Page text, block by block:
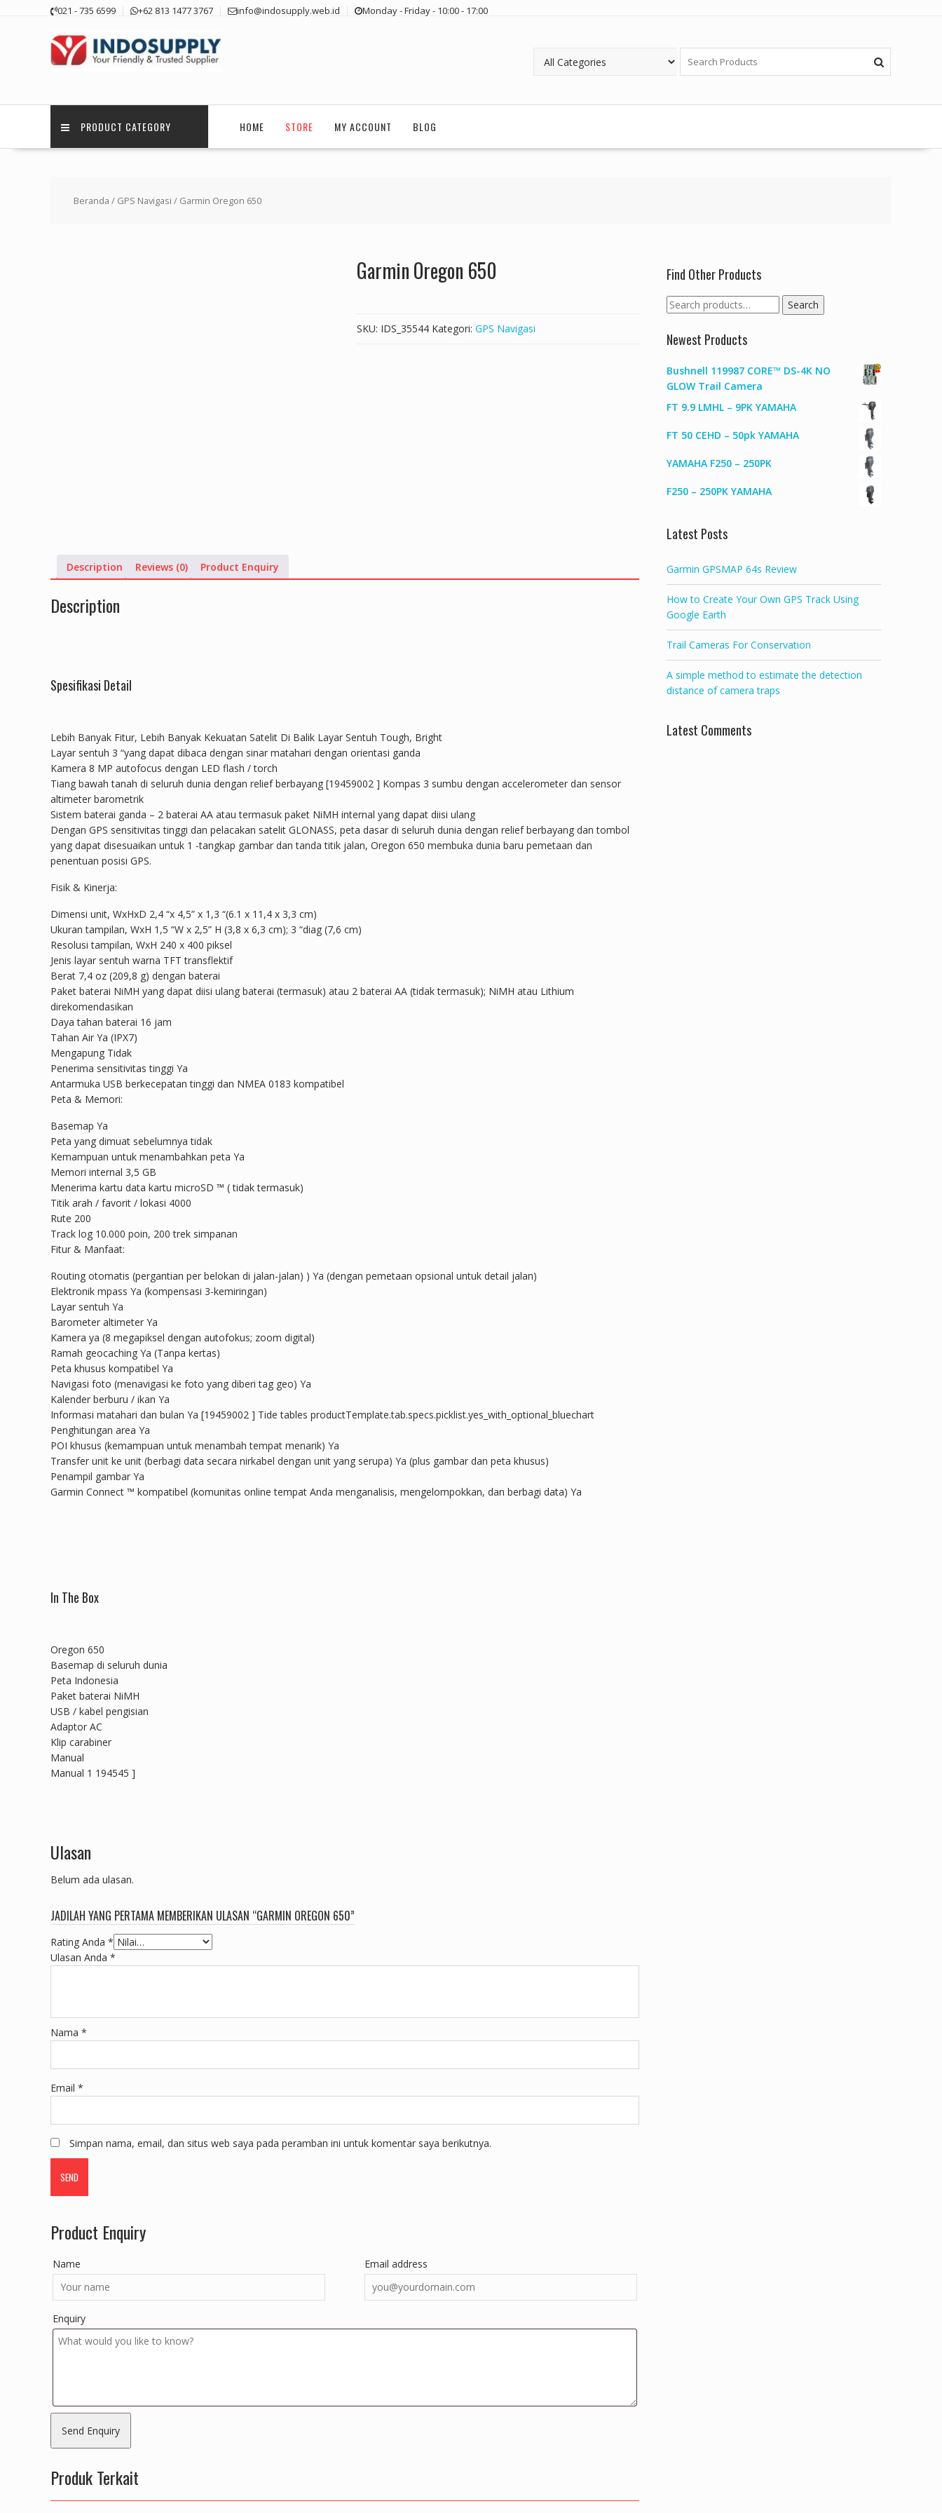
021 - 735 6599 +62 813 1477 3767 info@indosupply.web.id Monday - Friday - 10:00 - 17:00
PRODUCT CATEGORY HOME STORE MY ACCOUNT BLOG
Beranda / GPS Navigasi / Garmin Oregon 650
Garmin Oregon 650
SKU: IDS_35544 Kategori: GPS Navigasi
Description Reviews (0) Product Enquiry
Description
Spesifikasi Detail
Lebih Banyak Fitur, Lebih Banyak Kekuatan Satelit Di Balik Layar Sentuh Tough, Bright
Layar sentuh 3 “yang dapat dibaca dengan sinar matahari dengan orientasi ganda
Kamera 8 MP autofocus dengan LED flash / torch
Tiang bawah tanah di seluruh dunia dengan relief berbayang [19459002 ] Kompas 3 sumbu dengan accelerometer dan sensor
altimeter barometrik
Sistem baterai ganda – 2 baterai AA atau termasuk paket NiMH internal yang dapat diisi ulang
Dengan GPS sensitivitas tinggi dan pelacakan satelit GLONASS, peta dasar di seluruh dunia dengan relief berbayang dan tombol
yang dapat disesuaikan untuk 1 -tangkap gambar dan tanda titik jalan, Oregon 650 membuka dunia baru pemetaan dan
penentuan posisi GPS.
Fisik & Kinerja:
Dimensi unit, WxHxD 2,4 “x 4,5” x 1,3 “(6.1 x 11,4 x 3,3 cm)
Ukuran tampilan, WxH 1,5 “W x 2,5” H (3,8 x 6,3 cm); 3 “diag (7,6 cm)
Resolusi tampilan, WxH 240 x 400 piksel
Jenis layar sentuh warna TFT transflektif
Berat 7,4 oz (209,8 g) dengan baterai
Paket baterai NiMH yang dapat diisi ulang baterai (termasuk) atau 2 baterai AA (tidak termasuk); NiMH atau Lithium
direkomendasikan
Daya tahan baterai 16 jam
Tahan Air Ya (IPX7)
Mengapung Tidak
Penerima sensitivitas tinggi Ya
Antarmuka USB berkecepatan tinggi dan NMEA 0183 kompatibel
Peta & Memori:
Basemap Ya
Peta yang dimuat sebelumnya tidak
Kemampuan untuk menambahkan peta Ya
Memori internal 3,5 GB
Menerima kartu data kartu microSD ™ ( tidak termasuk)
Titik arah / favorit / lokasi 4000
Rute 200
Track log 10.000 poin, 200 trek simpanan
Fitur & Manfaat:
Routing otomatis (pergantian per belokan di jalan-jalan) ) Ya (dengan pemetaan opsional untuk detail jalan)
Elektronik mpass Ya (kompensasi 3-kemiringan)
Layar sentuh Ya
Barometer altimeter Ya
Kamera ya (8 megapiksel dengan autofokus; zoom digital)
Ramah geocaching Ya (Tanpa kertas)
Peta khusus kompatibel Ya
Navigasi foto (menavigasi ke foto yang diberi tag geo) Ya
Kalender berburu / ikan Ya
Informasi matahari dan bulan Ya [19459002 ] Tide tables productTemplate.tab.specs.picklist.yes_with_optional_bluechart
Penghitungan area Ya
POI khusus (kemampuan untuk menambah tempat menarik) Ya
Transfer unit ke unit (berbagi data secara nirkabel dengan unit yang serupa) Ya (plus gambar dan peta khusus)
Penampil gambar Ya
Garmin Connect ™ kompatibel (komunitas online tempat Anda menganalisis, mengelompokkan, dan berbagi data) Ya
In The Box
Oregon 650
Basemap di seluruh dunia
Peta Indonesia
Paket baterai NiMH
USB / kabel pengisian
Adaptor AC
Klip carabiner
Manual
Manual 1 194545 ]
Ulasan
Belum ada ulasan.
JADILAH YANG PERTAMA MEMBERIKAN ULASAN “GARMIN OREGON 650”
Rating Anda *
Ulasan Anda *
Nama *
Email *
Simpan nama, email, dan situs web saya pada peramban ini untuk komentar saya berikutnya.
Product Enquiry
Name Email address
Enquiry
Produk Terkait
Find Other Products
Search
for:
Search
Newest Products
Bushnell 119987 CORE™ DS-4K NO
GLOW Trail Camera
FT 9.9 LMHL – 9PK YAMAHA
FT 50 CEHD – 50pk YAMAHA
YAMAHA F250 – 250PK
F250 – 250PK YAMAHA
Latest Posts
Garmin GPSMAP 64s Review
How to Create Your Own GPS Track Using
Google Earth
Trail Cameras For Conservation
A simple method to estimate the detection
distance of camera traps
Latest Comments